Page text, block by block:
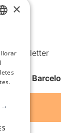
i Newsletter
Teatre
×
→